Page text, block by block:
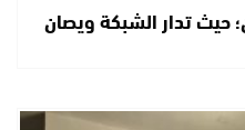
حيث تدار الشبكة ويصان